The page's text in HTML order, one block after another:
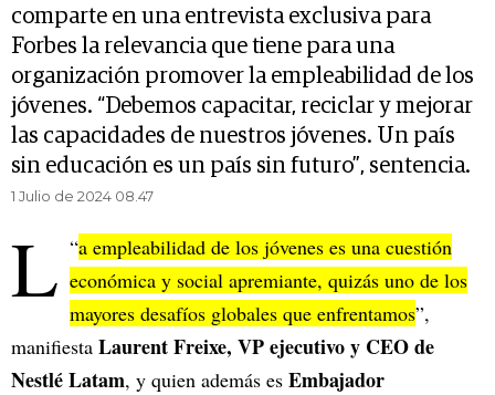
comparte en una entrevista exclusiva para
Forbes la relevancia que tiene para una
organización promover la empleabilidad de los
jóvenes. “Debemos capacitar, reciclar y mejorar
las capacidades de nuestros jóvenes. Un país
sin educación es un país sin futuro”, sentencia.
1 Julio de 2024 08.47
“
L
a empleabilidad de los jóvenes es una cuestión
económica y social apremiante, quizás uno de los
mayores desafíos globales que enfrentamos”,
manifiesta Laurent Freixe, VP ejecutivo y CEO de
Nestlé Latam, y quien además es Embajador